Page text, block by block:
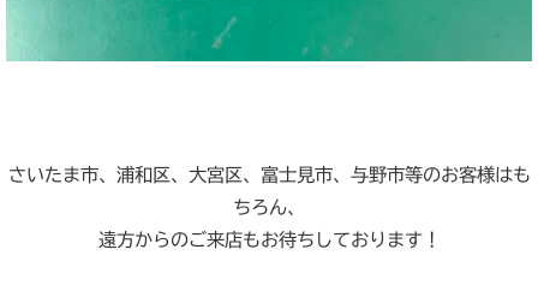
さいたま市、浦和区、大宮区、富士見市、与野市等のお客様はも
ちろん、
遠方からのご来店もお待ちしております！